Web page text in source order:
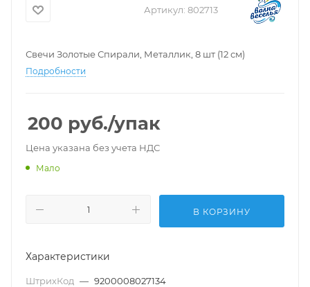
Артикул: 802713
Свечи Золотые Спирали, Металлик, 8 шт (12 см)
Подробности
200 руб./упак
Цена указана без учета НДС
Мало
В КОРЗИНУ
Характеристики
ШтрихКод — 9200008027134